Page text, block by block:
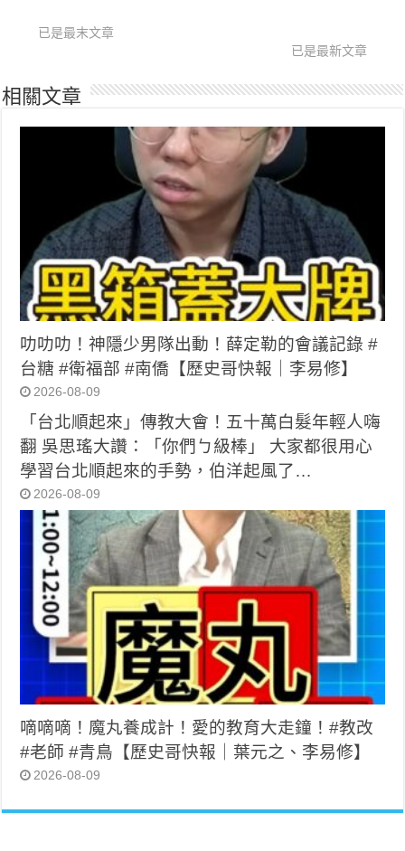
已是最末文章
已是最新文章
相關文章
叻叻叻！神隱少男隊出動！薛定勒的會議記錄 #
台糖 #衛福部 #南僑【歷史哥快報｜李易修】
2026-08-09
「台北順起來」傳教大會！五十萬白髮年輕人嗨
翻 吳思瑤大讚：「你們ㄅ級棒」 大家都很用心
學習台北順起來的手勢，伯洋起風了…
2026-08-09
嘀嘀嘀！魔丸養成計！愛的教育大走鐘！#教改
#老師 #青鳥【歷史哥快報｜葉元之、李易修】
2026-08-09